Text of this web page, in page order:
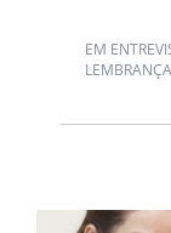
EM